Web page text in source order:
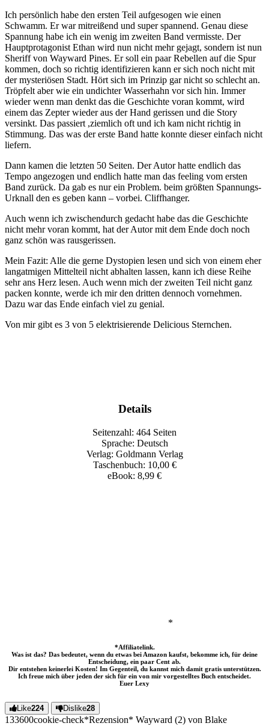
Ich persönlich habe den ersten Teil aufgesogen wie einen
Schwamm. Er war mitreißend und super spannend. Genau diese
Spannung habe ich ein wenig im zweiten Band vermisste. Der
Hauptprotagonist Ethan wird nun nicht mehr gejagt, sondern ist nun
Sheriff von Wayward Pines. Er soll ein paar Rebellen auf die Spur
kommen, doch so richtig identifizieren kann er sich noch nicht mit
der mysteriösen Stadt. Hört sich im Prinzip gar nicht so schlecht an.
Tröpfelt aber wie ein undichter Wasserhahn vor sich hin. Immer
wieder wenn man denkt das die Geschichte voran kommt, wird
einem das Zepter wieder aus der Hand gerissen und die Story
versinkt. Das passiert ,ziemlich oft und ich kam nicht richtig in
Stimmung. Das was der erste Band hatte konnte dieser einfach nicht
liefern.
Dann kamen die letzten 50 Seiten. Der Autor hatte endlich das
Tempo angezogen und endlich hatte man das feeling vom ersten
Band zurück. Da gab es nur ein Problem. beim größten Spannungs-
Urknall den es geben kann – vorbei. Cliffhanger.
Auch wenn ich zwischendurch gedacht habe das die Geschichte
nicht mehr voran kommt, hat der Autor mit dem Ende doch noch
ganz schön was rausgerissen.
Mein Fazit: Alle die gerne Dystopien lesen und sich von einem eher
langatmigen Mittelteil nicht abhalten lassen, kann ich diese Reihe
sehr ans Herz lesen. Auch wenn mich der zweiten Teil nicht ganz
packen konnte, werde ich mir den dritten dennoch vornehmen.
Dazu war das Ende einfach viel zu genial.
Von mir gibt es 3 von 5 elektrisierende Delicious Sternchen.
Details
Seitenzahl: 464 Seiten
Sprache: Deutsch
Verlag: Goldmann Verlag
Taschenbuch: 10,00 €
eBook: 8,99 €
*
*Affiliatelink.
Was ist das? Das bedeutet, wenn du etwas bei Amazon kaufst, bekomme ich, für deine
Entscheidung, ein paar Cent ab.
Dir entstehen keinerlei Kosten! Im Gegenteil, du kannst mich damit gratis unterstützen.
Ich freue mich über jeden der sich für ein von mir vorgestelltes Buch entscheidet.
Euer Lexy
Like224 Dislike28
133600cookie-check*Rezension* Wayward (2) von Blake